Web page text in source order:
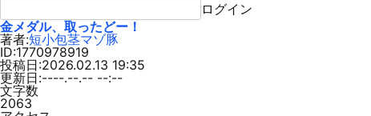
ログイン
金メダル、取ったどー！
著者:短小包茎マゾ豚
ID:1770978919
投稿日:2026.02.13 19:35
更新日:----.--.-- --:--
文字数
2063